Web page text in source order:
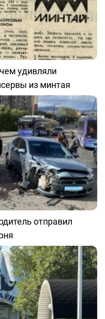
удивляли
из минтая
отправил